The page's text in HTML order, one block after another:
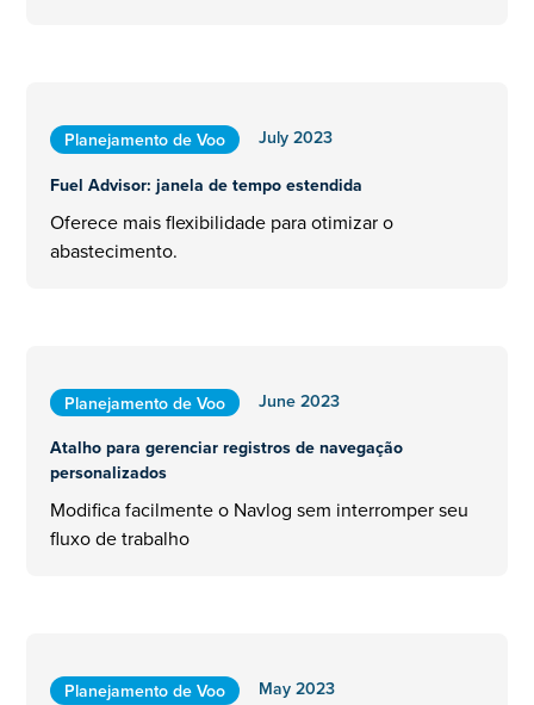
Planejamento de Voo
July 2023
Fuel Advisor: janela de tempo estendida
Oferece mais flexibilidade para otimizar o
abastecimento.
Planejamento de Voo
June 2023
Atalho para gerenciar registros de navegação
personalizados
Modifica facilmente o Navlog sem interromper seu
fluxo de trabalho
Planejamento de Voo
May 2023